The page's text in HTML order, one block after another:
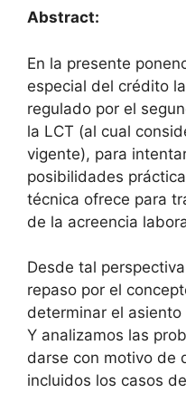
Abstract:
En la presente
especial del crédito
regulado por el
la LCT (al cual
vigente), para
posibilidades
técnica ofrece para
de la acreencia
Desde tal
repaso por el
determinar el
Y analizamos las
darse con motivo de
incluidos los casos